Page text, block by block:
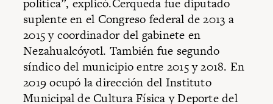
política”, explicó.Cerqueda fue diputado
suplente en el Congreso federal de 2013 a
2015 y coordinador del gabinete en
Nezahualcóyotl. También fue segundo
síndico del municipio entre 2015 y 2018. En
2019 ocupó la dirección del Instituto
Municipal de Cultura Física y Deporte del